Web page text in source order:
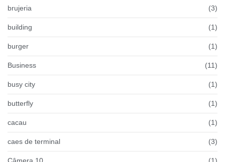
brujeria (3)
building (1)
burger (1)
Business (11)
busy city (1)
butterfly (1)
cacau (1)
caes de terminal (3)
Câmera 10 (1)